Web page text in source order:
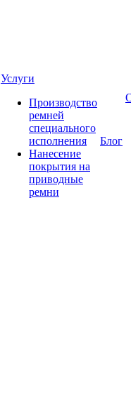
Услуги
Производство
ремней
специального
исполнения
Нанесение
покрытия на
приводные
ремни
Блог